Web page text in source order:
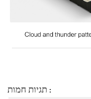
תגיות חמות :